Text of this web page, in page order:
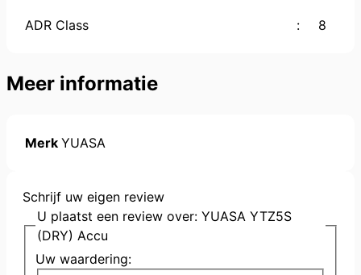
ADR Class : 8
Meer informatie
Merk YUASA
Schrijf uw eigen review
U plaatst een review over: YUASA YTZ5S
(DRY) Accu
Uw waardering: